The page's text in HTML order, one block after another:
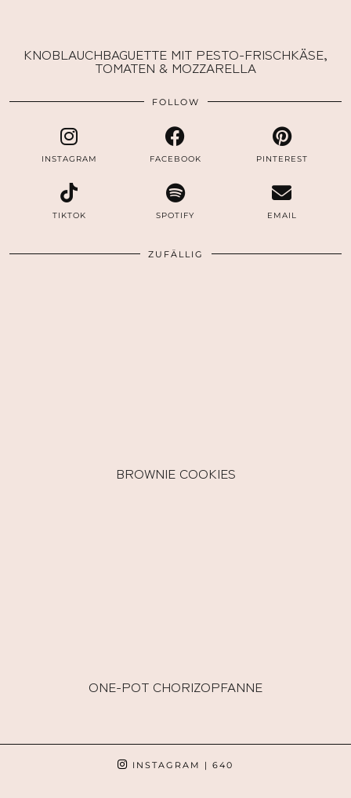
KNOBLAUCHBAGUETTE MIT PESTO-FRISCHKÄSE,
TOMATEN & MOZZARELLA
FOLLOW
INSTAGRAM FACEBOOK PINTEREST
TIKTOK SPOTIFY EMAIL
ZUFÄLLIG
BROWNIE COOKIES
ONE-POT CHORIZOPFANNE
INSTAGRAM | 640